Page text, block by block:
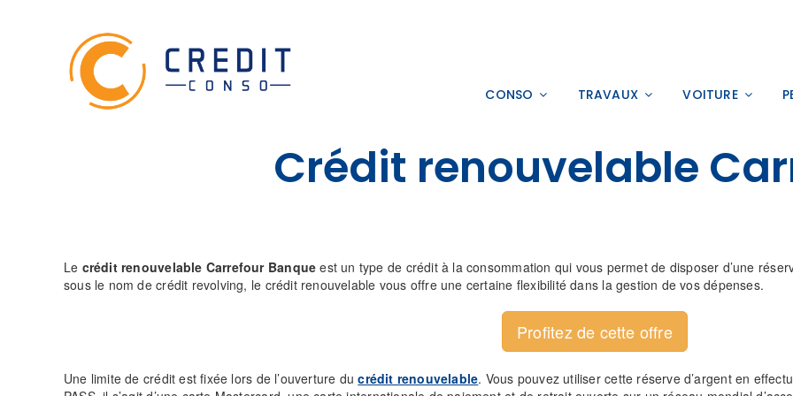
CONSO TRAVAUX VOITURE
Crédit renouvelable
Le crédit renouvelable Carrefour Banque est un type de crédit à la consommation qui vous permet de disposer d’une
sous le nom de crédit revolving, le crédit renouvelable vous offre une certaine flexibilité dans la gestion de vos dépenses.
Profitez de cette offre
Une limite de crédit est fixée lors de l’ouverture ducrédit renouvelable. Vous pouvez utiliser cette réserve d’argent en